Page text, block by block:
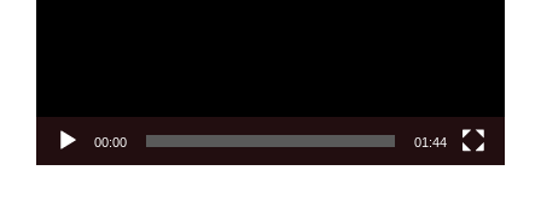
00:00 01:44